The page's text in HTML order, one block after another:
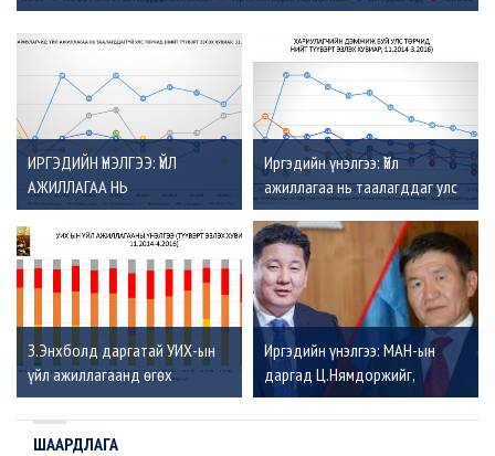
ИРГЭДИЙН ҮНЭЛГЭЭ: ҮЙЛ
АЖИЛЛАГАА НЬ
ТААЛАГДДАГГҮЙ УЛС ТӨРЧИД
Иргэдийн үнэлгээ: Үйл
ажиллагаа нь таалагддаг улс
төрчид
З.Энхболд даргатай УИХ-ын
үйл ажиллагаанд өгөх
иргэдийн үнэлгээ
Иргэдийн үнэлгээ: МАН-ын
даргад Ц.Нямдоржийг,
Ерөнхий сайдад У.Хүрэлсүхийг
дэмжиж байна
ШААРДЛАГА